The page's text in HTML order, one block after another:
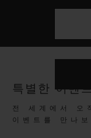
특별한 이벤
전 세계에서 오
이벤트를 만나